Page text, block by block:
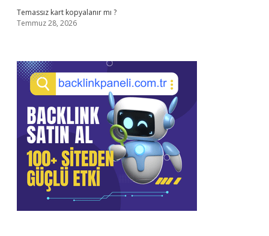
Temassız kart kopyalanır mı ?
Temmuz 28, 2026